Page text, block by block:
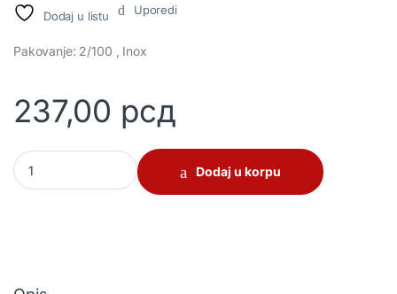
Dodaj u listu Uporedi
Pakovanje: 2/100 , Inox
237,00 рсд
Spojnica za vrata bez falca quantity
Dodaj u korpu